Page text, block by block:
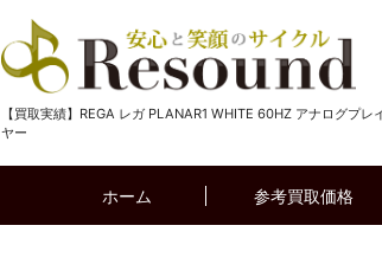
【買取実績】REGA レガ PLANAR1 WHITE 60HZ アナログプレ
ヤー
ホーム 参考買取価格